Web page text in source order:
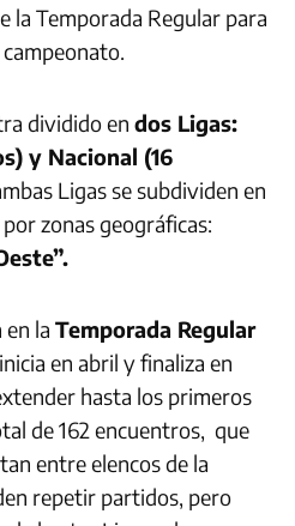
la Temporada Regular para
dividido endos Ligas:
y Nacional (16
Ligas se subdividen en
zonas geográficas:
en laTemporada Regular
en abril y finaliza en
hasta los primeros
de 162 encuentros, que
entre elencos de la
repetir partidos, pero